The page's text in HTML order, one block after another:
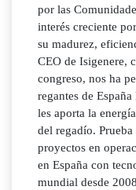
por las
interés creciente
su madurez,
CEO de Isigenere,
congreso, nos ha
regantes de
les aporta la
del regadío.
proyectos en
en España con
mundial desde